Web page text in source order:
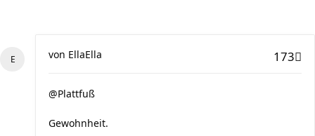
173
von EllaElla
@Plattfuß
Gewohnheit.